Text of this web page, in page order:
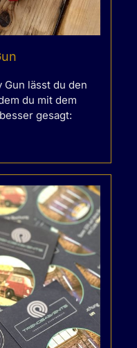
Gun lässt du den
du mit dem
gesagt: